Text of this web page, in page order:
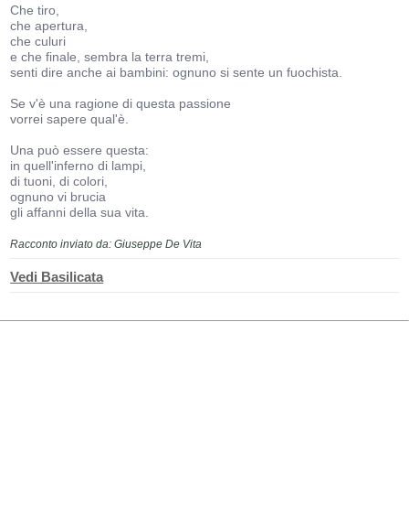
Che tiro,
che apertura,
che culuri
e che finale, sembra la terra tremi,
senti dire anche ai bambini: ognuno si sente un fuochista.
Se v'è una ragione di questa passione
vorrei sapere qual'è.
Una può essere questa:
in quell'inferno di lampi,
di tuoni, di colori,
ognuno vi brucia
gli affanni della sua vita.
Racconto inviato da: Giuseppe De Vita
Vedi Basilicata